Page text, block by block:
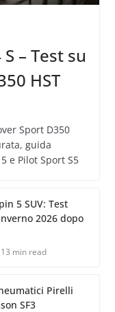
– Test su
HST
Sport D350
guida
e Pilot Sport S5
5 SUV: Test
2026 dopo
13 min read
Pirelli
SF3